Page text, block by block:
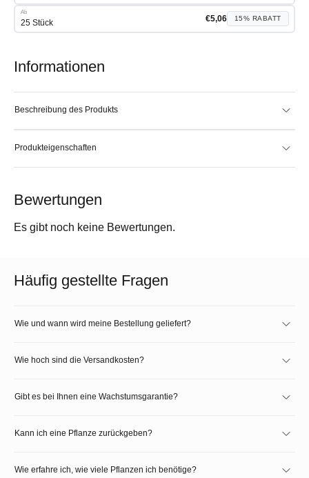
Ab
25 Stück €5,06 15% RABATT
Informationen
Beschreibung des Produkts
Produkteigenschaften
Bewertungen
Es gibt noch keine Bewertungen.
Häufig gestellte Fragen
Wie und wann wird meine Bestellung geliefert?
Wie hoch sind die Versandkosten?
Gibt es bei Ihnen eine Wachstumsgarantie?
Kann ich eine Pflanze zurückgeben?
Wie erfahre ich, wie viele Pflanzen ich benötige?